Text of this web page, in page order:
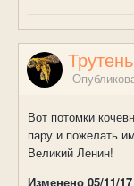
Трутень
Вот потомки
пару и пожелать
Великий Ленин!
Изменено 05/11/